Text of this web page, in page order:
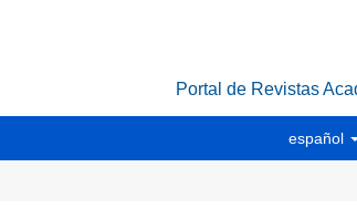
Portal de Revistas
español